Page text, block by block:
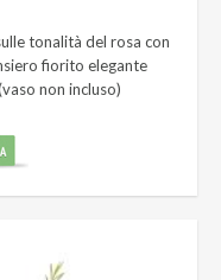
tonalità del rosa con
fiorito elegante
non incluso)